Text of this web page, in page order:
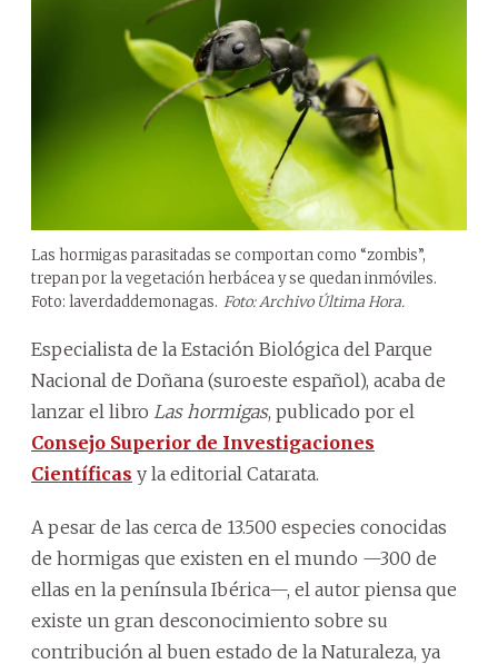
Las hormigas parasitadas se comportan como “zombis”,
trepan por la vegetación herbácea y se quedan inmóviles.
Foto: laverdaddemonagas. Foto: Archivo Última Hora.
Especialista de la Estación Biológica del Parque
Nacional de Doñana (suroeste español), acaba de
lanzar el libro Las hormigas, publicado por el
Consejo Superior de Investigaciones
Científicas y la editorial Catarata.
A pesar de las cerca de 13.500 especies conocidas
de hormigas que existen en el mundo —300 de
ellas en la península Ibérica—, el autor piensa que
existe un gran desconocimiento sobre su
contribución al buen estado de la Naturaleza, ya